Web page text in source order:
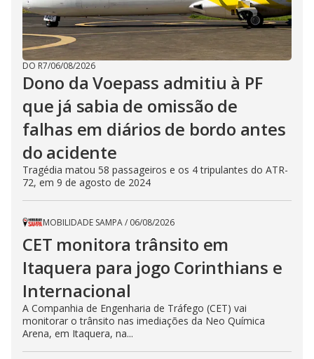
DO R7/06/08/2026
Dono da Voepass admitiu à PF
que já sabia de omissão de
falhas em diários de bordo antes
do acidente
Tragédia matou 58 passageiros e os 4 tripulantes do ATR-
72, em 9 de agosto de 2024
MOBILIDADE SAMPA/ 06/08/2026
CET monitora trânsito em
Itaquera para jogo Corinthians e
Internacional
A Companhia de Engenharia de Tráfego (CET) vai
monitorar o trânsito nas imediações da Neo Química
Arena, em Itaquera, na...